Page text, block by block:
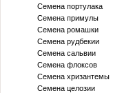
Семена портулака
Семена примулы
Семена ромашки
Семена рудбекии
Семена сальвии
Семена флоксов
Семена хризантемы
Семена целозии